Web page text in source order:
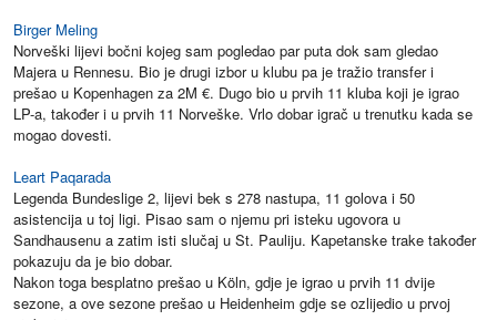
Birger Meling
Norveški lijevi bočni kojeg sam pogledao par puta dok sam gledao
Majera u Rennesu. Bio je drugi izbor u klubu pa je tražio transfer i
prešao u Kopenhagen za 2M €. Dugo bio u prvih 11 kluba koji je igrao
LP-a, također i u prvih 11 Norveške. Vrlo dobar igrač u trenutku kada se
mogao dovesti.
Leart Paqarada
Legenda Bundeslige 2, lijevi bek s 278 nastupa, 11 golova i 50
asistencija u toj ligi. Pisao sam o njemu pri isteku ugovora u
Sandhausenu a zatim isti slučaj u St. Pauliju. Kapetanske trake također
pokazuju da je bio dobar.
Nakon toga besplatno prešao u Köln, gdje je igrao u prvih 11 dvije
sezone, a ove sezone prešao u Heidenheim gdje se ozlijedio u prvoj